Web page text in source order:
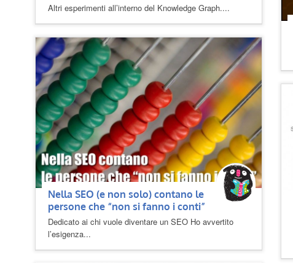
Altri esperimenti all’interno del Knowledge Graph....
Nella SEO (e non solo) contano le
persone che “non si fanno i conti”
Dedicato ai chi vuole diventare un SEO Ho avvertito
l’esigenza...